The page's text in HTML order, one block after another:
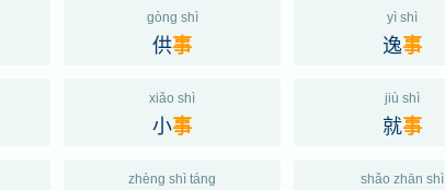
gòng shì
供事
yì shì
逸事
xiǎo shì
小事
jiù shì
就事
zhèng shì táng shǎo zhān shì